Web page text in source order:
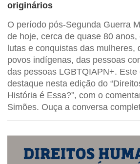
originários
O período pós-Segunda Guerra
de hoje, cerca de quase 80
lutas e conquistas das mulheres,
povos indígenas, das pessoas
das pessoas LGBTQIAPN+. Este
destaque nesta edição do
História é Essa?”, com o
Simões. Ouça a conversa